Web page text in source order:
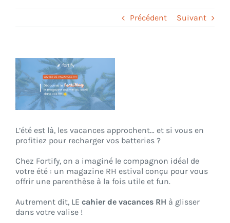
Fortify
Support
Précédent Suivant
Voir
l'image
agrandie
L’été est là, les vacances approchent… et si vous en
profitiez pour recharger vos batteries ?
Chez Fortify, on a imaginé le compagnon idéal de
votre été : un magazine RH estival conçu pour vous
offrir une parenthèse à la fois utile et fun.
Autrement dit, LE cahier de vacances RH à glisser
dans votre valise !